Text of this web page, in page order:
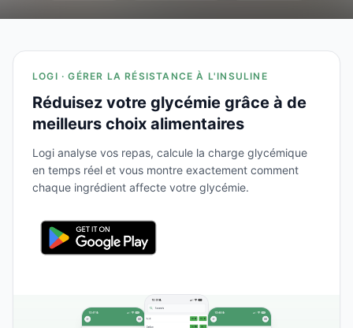
LOGI · GÉRER LA RÉSISTANCE À L'INSULINE
Réduisez votre glycémie grâce à de
meilleurs choix alimentaires
Logi analyse vos repas, calcule la charge glycémique
en temps réel et vous montre exactement comment
chaque ingrédient affecte votre glycémie.